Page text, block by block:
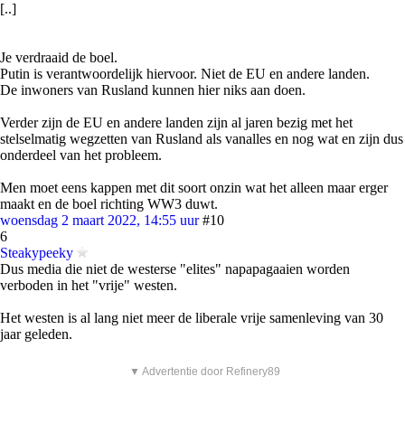
[..]
Je verdraaid de boel.
Putin is verantwoordelijk hiervoor. Niet de EU en andere landen.
De inwoners van Rusland kunnen hier niks aan doen.
Verder zijn de EU en andere landen zijn al jaren bezig met het
stelselmatig wegzetten van Rusland als vanalles en nog wat en zijn dus
onderdeel van het probleem.
Men moet eens kappen met dit soort onzin wat het alleen maar erger
maakt en de boel richting WW3 duwt.
woensdag 2 maart 2022, 14:55 uur #10
6
Steakypeeky
Dus media die niet de westerse "elites" napapagaaien worden
verboden in het "vrije" westen.
Het westen is al lang niet meer de liberale vrije samenleving van 30
jaar geleden.
▼ Advertentie door Refinery89